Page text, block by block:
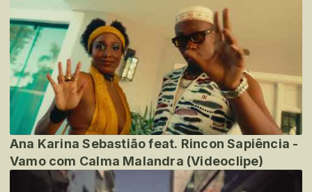
Ana Karina Sebastião feat. Rincon Sapiência -
Vamo com Calma Malandra (Videoclipe)